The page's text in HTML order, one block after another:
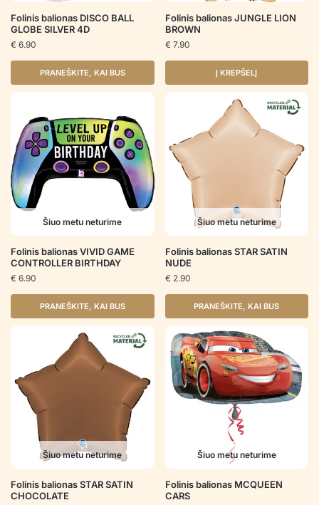
Folinis balionas DISCO BALL
GLOBE SILVER 4D
€ 6.90
PRANEŠKITE, KAI BUS
Folinis balionas JUNGLE LION
BROWN
€ 7.90
Į KREPŠELĮ
Šiuo metu neturime
Folinis balionas VIVID GAME
CONTROLLER BIRTHDAY
€ 6.90
PRANEŠKITE, KAI BUS
Šiuo metu neturime
Folinis balionas STAR SATIN
NUDE
€ 2.90
PRANEŠKITE, KAI BUS
Šiuo metu neturime
Folinis balionas STAR SATIN
CHOCOLATE
Šiuo metu neturime
Folinis balionas MCQUEEN
CARS